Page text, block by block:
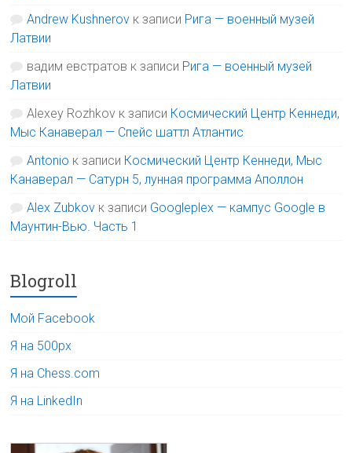
Andrew Kushnerov к записи Рига — военный музей
Латвии
вадим евстратов к записи Рига — военный музей
Латвии
Alexey Rozhkov к записи Космический Центр Кеннеди,
Мыс Канаверал — Спейс шаттл Атлантис
Antonio к записи Космический Центр Кеннеди, Мыс
Канаверал — Сатурн 5, лунная программа Аполлон
Alex Zubkov к записи Googleplex — кампус Google в
Маунтин-Вью. Часть 1
Blogroll
Мой Facebook
Я на 500px
Я на Chess.com
Я на LinkedIn